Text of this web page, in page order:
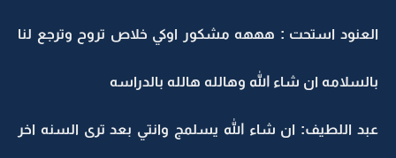
العنود استحت : هههه مشكور اوكي خلاص تروح وترجع لنا
بالسلامه ان شاء الله وهالله هالله بالدراسه
عبد اللطيف: ان شاء الله يسلمج وانتي بعد ترى السنه اخر